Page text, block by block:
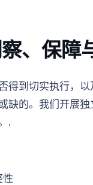
、保障
得到切实执行，
缺的。我们开展
.
性